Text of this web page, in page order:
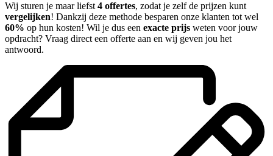
Wij sturen je maar liefst 4 offertes, zodat je zelf de prijzen kunt
vergelijken! Dankzij deze methode besparen onze klanten tot wel
60% op hun kosten! Wil je dus een exacte prijs weten voor jouw
opdracht? Vraag direct een offerte aan en wij geven jou het
antwoord.